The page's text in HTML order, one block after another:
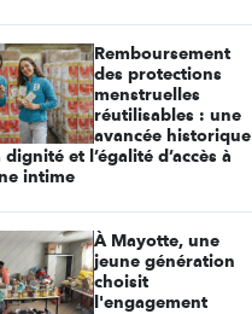
Remboursement
des protections
menstruelles
réutilisables : une
avancée historique
et l’égalité d’accès à
intime
À Mayotte, une
jeune génération
choisit
l'engagement